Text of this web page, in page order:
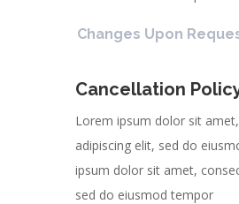
Changes Upon
Cancellation
Lorem ipsum dolor sit
adipiscing elit, sed do
ipsum dolor sit amet,
sed do eiusmod tempor